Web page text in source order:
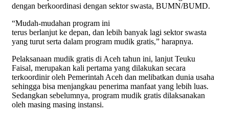
dengan berkoordinasi dengan sektor swasta, BUMN/BUMD.
“Mudah-mudahan program ini
terus berlanjut ke depan, dan lebih banyak lagi sektor swasta
yang turut serta dalam program mudik gratis,” harapnya.
Pelaksanaan mudik gratis di Aceh tahun ini, lanjut Teuku
Faisal, merupakan kali pertama yang dilakukan secara
terkoordinir oleh Pemerintah Aceh dan melibatkan dunia usaha
sehingga bisa menjangkau penerima manfaat yang lebih luas.
Sedangkan sebelumnya, program mudik gratis dilaksanakan
oleh masing masing instansi.